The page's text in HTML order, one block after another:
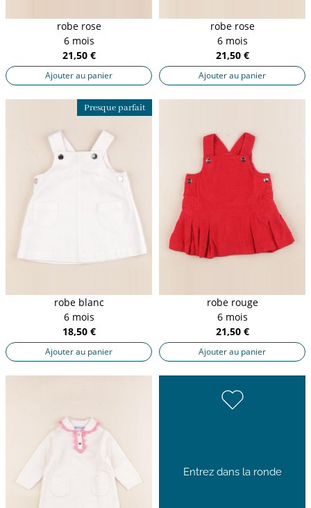
robe rose
6 mois
21,50 €
Ajouter au panier
robe rose
6 mois
21,50 €
Ajouter au panier
Presque parfait
robe blanc
6 mois
18,50 €
Ajouter au panier
robe rouge
6 mois
21,50 €
Ajouter au panier
Entrez dans la ronde